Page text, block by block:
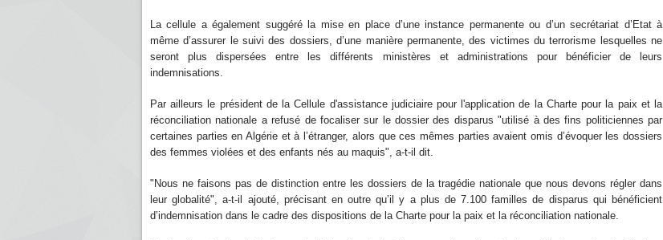
La cellule a également suggéré la mise en place d’une instance permanente ou d’un secrétariat d’Etat à
même d’assurer le suivi des dossiers, d’une manière permanente, des victimes du terrorisme lesquelles ne
seront plus dispersées entre les différents ministères et administrations pour bénéficier de leurs
indemnisations.
Par ailleurs le président de la Cellule d'assistance judiciaire pour l'application de la Charte pour la paix et la
réconciliation nationale a refusé de focaliser sur le dossier des disparus "utilisé à des fins politiciennes par
certaines parties en Algérie et à l’étranger, alors que ces mêmes parties avaient omis d’évoquer les dossiers
des femmes violées et des enfants nés au maquis", a-t-il dit.
"Nous ne faisons pas de distinction entre les dossiers de la tragédie nationale que nous devons régler dans
leur globalité", a-t-il ajouté, précisant en outre qu’il y a plus de 7.100 familles de disparus qui bénéficient
d’indemnisation dans le cadre des dispositions de la Charte pour la paix et la réconciliation nationale.